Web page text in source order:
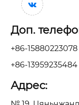

Доп.
+86-15880223078
+86-13959235484
Адрес: